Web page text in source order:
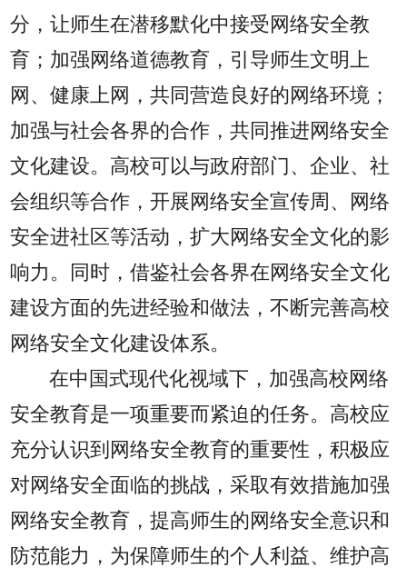
分，让师生在潜移默化中接受网络安全教
育；加强网络道德教育，引导师生文明上
网、健康上网，共同营造良好的网络环境；
加强与社会各界的合作，共同推进网络安全
文化建设。高校可以与政府部门、企业、社
会组织等合作，开展网络安全宣传周、网络
安全进社区等活动，扩大网络安全文化的影
响力。同时，借鉴社会各界在网络安全文化
建设方面的先进经验和做法，不断完善高校
网络安全文化建设体系。
在中国式现代化视域下，加强高校网络
安全教育是一项重要而紧迫的任务。高校应
充分认识到网络安全教育的重要性，积极应
对网络安全面临的挑战，采取有效措施加强
网络安全教育，提高师生的网络安全意识和
防范能力，为保障师生的个人利益、维护高